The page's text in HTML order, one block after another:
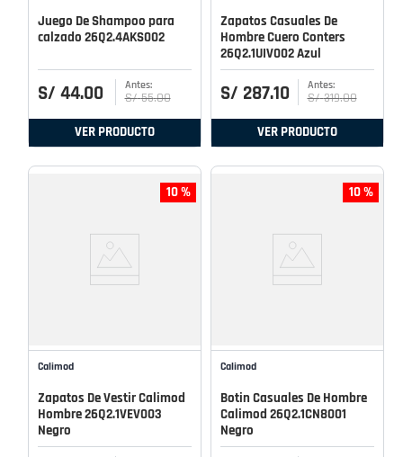
Juego De Shampoo para
calzado 26Q2.4AKS002
S/ 44.00 S/ 55.00
VER PRODUCTO
Zapatos Casuales De
Hombre Cuero Conters
26Q2.1UIV002 Azul
S/ 287.10 S/ 319.00
VER PRODUCTO
10 %
Calimod
Zapatos De Vestir Calimod
Hombre 26Q2.1VEV003
Negro
10 %
Calimod
Botin Casuales De Hombre
Calimod 26Q2.1CN8001
Negro